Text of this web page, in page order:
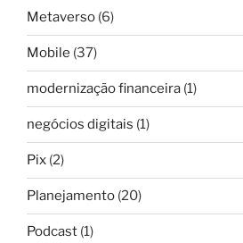
Metaverso (6)
Mobile (37)
modernização financeira (1)
negócios digitais (1)
Pix (2)
Planejamento (20)
Podcast (1)